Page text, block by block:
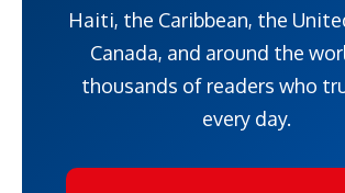
Haiti, the Caribbean, the
Canada, and around the
thousands of readers who
every day.